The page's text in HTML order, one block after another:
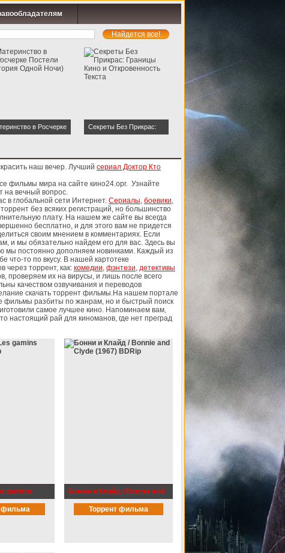
в Росчерке
Секреты Без Прикрас:
наш вечер. Лучший сериал Доктор Кто
фильмы мира на сайте кино24.орг. Узнайте
на вечный вопрос.
в глобальной сети Интернет. Сериалы, боевики,
без всяких регистраций, но большинство
плату. На нашем же сайте вы всегда
бесплатно, и для этого вам не придется
своим мнением в комментариях. Если
и мы обязательно найдем его для вас. Здесь вы
мы постоянно дополняем новинками. Каждый из
что-то по вкусу. В нашей картотеке
через торрент, как: комедии, фэнтези, детективы
проверяем их на вирусы, и лишь после всего
качеством озвучивания и переводов
скачать торрент фильмы.На нашем портале
фильмы разбиты по жанрам, но и быстрый поиск
самое лучшее кино. Напоминаем вам,
настоящий рай для киноманов, где нет преград
gamins
фильма
Бонни и Клайд / Bonnie and
Clyde (1967) BDRip
Торрент фильма